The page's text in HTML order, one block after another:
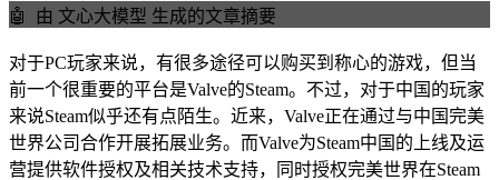
🤖
由 文心大模型 生成的文章摘要
对于PC玩家来说，有很多途径可以购买到称心的游戏，但当
前一个很重要的平台是Valve的Steam。不过，对于中国的玩家
来说Steam似乎还有点陌生。近来，Valve正在通过与中国完美
世界公司合作开展拓展业务。而Valve为Steam中国的上线及运
营提供软件授权及相关技术支持，同时授权完美世界在Steam